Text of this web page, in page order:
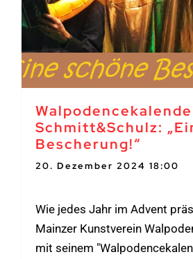
Schmitt&Schulz:
Bescherung!“
20. Dezember 2024 18:00
Wie jedes Jahr im Advent
Mainzer Kunstverein
mit seinem